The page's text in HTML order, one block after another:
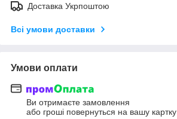
Доставка Укрпоштою
Всі умови доставки
Умови оплати
Ви отримаєте замовлення
або гроші повернуться на вашу картку